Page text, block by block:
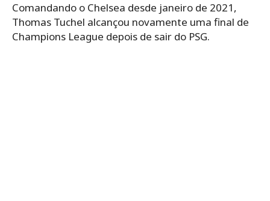
Comandando o Chelsea desde janeiro de 2021,
Thomas Tuchel alcançou novamente uma final de
Champions League depois de sair do PSG.